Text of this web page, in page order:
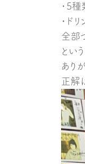
・5
・ド
全部
とい
あり
正解